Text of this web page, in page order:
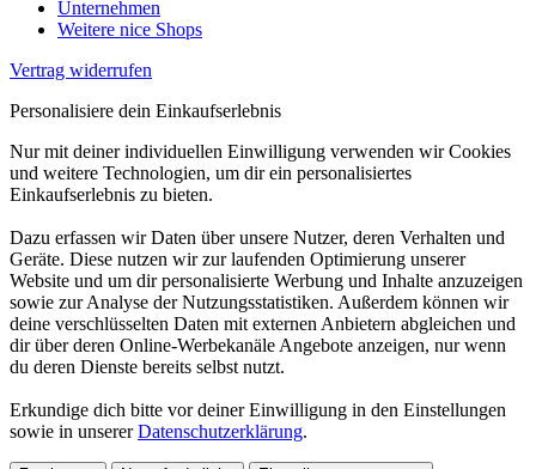
Unternehmen
Weitere nice Shops
Vertrag widerrufen
Personalisiere dein Einkaufserlebnis
Nur mit deiner individuellen Einwilligung verwenden wir Cookies
und weitere Technologien, um dir ein personalisiertes
Einkaufserlebnis zu bieten.
Dazu erfassen wir Daten über unsere Nutzer, deren Verhalten und
Geräte. Diese nutzen wir zur laufenden Optimierung unserer
Website und um dir personalisierte Werbung und Inhalte anzuzeigen
sowie zur Analyse der Nutzungsstatistiken. Außerdem können wir
deine verschlüsselten Daten mit externen Anbietern abgleichen und
dir über deren Online-Werbekanäle Angebote anzeigen, nur wenn
du deren Dienste bereits selbst nutzt.
Erkundige dich bitte vor deiner Einwilligung in den Einstellungen
sowie in unsererDatenschutzerklärung.